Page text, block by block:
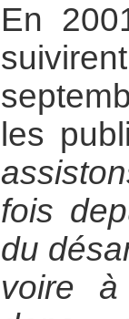
En
les
fois
du
voire